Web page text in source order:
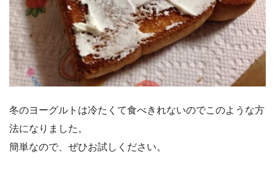
冬のヨーグルトは冷たくて食べきれないのでこのような方
法になりました。
簡単なので、ぜひお試しください。